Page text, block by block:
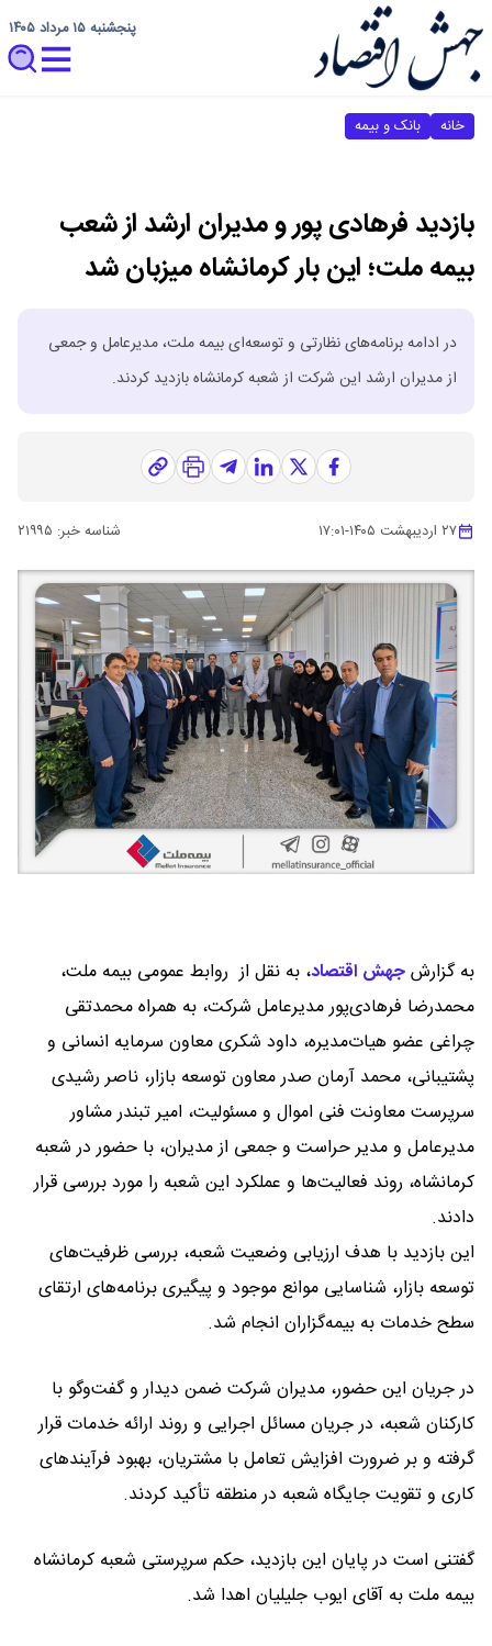
پنجشنبه ۱۵ مرداد ۱۴۰۵
خانه بانک و بیمه
بازدید فرهادی پور و مدیران ارشد از شعب
بیمه ملت؛ این بار کرمانشاه میزبان شد
در ادامه برنامه‌های نظارتی و توسعه‌ای بیمه ملت، مدیرعامل و جمعی
از مدیران ارشد این شرکت از شعبه کرمانشاه بازدید کردند.
۲۷ اردیبهشت ۱۴۰۵ -۱۷:۰۱ شناسه خبر: ۲۱۹۹۵
به گزارشجهش اقتصاد، به نقل از روابط عمومی بیمه ملت،
محمدرضا فرهادی‌پور مدیرعامل شرکت، به همراه محمدتقی
چراغی عضو هیات‌مدیره، داود شکری معاون سرمایه انسانی و
پشتیبانی، محمد آرمان صدر معاون توسعه بازار، ناصر رشیدی
سرپرست معاونت فنی اموال و مسئولیت، امیر تبندر مشاور
مدیرعامل و مدیر حراست و جمعی از مدیران، با حضور در شعبه
کرمانشاه، روند فعالیت‌ها و عملکرد این شعبه را مورد بررسی قرار
دادند.
این بازدید با هدف ارزیابی وضعیت شعبه، بررسی ظرفیت‌های
توسعه بازار، شناسایی موانع موجود و پیگیری برنامه‌های ارتقای
سطح خدمات به بیمه‌گزاران انجام شد.
در جریان این حضور، مدیران شرکت ضمن دیدار و گفت‌وگو با
کارکنان شعبه، در جریان مسائل اجرایی و روند ارائه خدمات قرار
گرفته و بر ضرورت افزایش تعامل با مشتریان، بهبود فرآیندهای
کاری و تقویت جایگاه شعبه در منطقه تأکید کردند.
گفتنی است در پایان این بازدید، حکم سرپرستی شعبه کرمانشاه
بیمه ملت به آقای ایوب جلیلیان اهدا شد.